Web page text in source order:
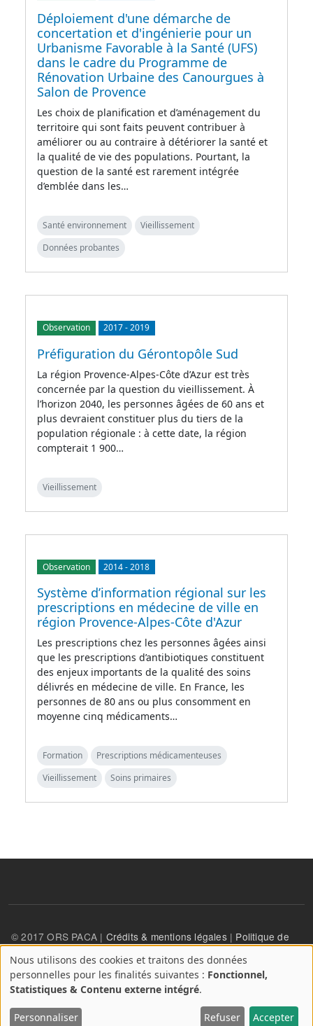
Déploiement d'une démarche de
concertation et d'ingénierie pour un
Urbanisme Favorable à la Santé (UFS)
dans le cadre du Programme de
Rénovation Urbaine des Canourgues à
Salon de Provence
Les choix de planification et d’aménagement du
territoire qui sont faits peuvent contribuer à
améliorer ou au contraire à détériorer la santé et
la qualité de vie des populations. Pourtant, la
question de la santé est rarement intégrée
d’emblée dans les…
Santé environnement
Vieillissement
Données probantes
Observation 2017-2019
Préfiguration du Gérontopôle Sud
La région Provence-Alpes-Côte d’Azur est très
concernée par la question du vieillissement. À
l’horizon 2040, les personnes âgées de 60 ans et
plus devraient constituer plus du tiers de la
population régionale : à cette date, la région
compterait 1 900…
Vieillissement
Observation 2014-2018
Système d’information régional sur les
prescriptions en médecine de ville en
région Provence-Alpes-Côte d'Azur
Les prescriptions chez les personnes âgées ainsi
que les prescriptions d’antibiotiques constituent
des enjeux importants de la qualité des soins
délivrés en médecine de ville. En France, les
personnes de 80 ans ou plus consomment en
moyenne cinq médicaments…
Formation
Prescriptions médicamenteuses
Vieillissement
Soins primaires
© 2017 ORS PACA | Crédits & mentions légales| Politique de
confidentialité
User account menu
Se connecter
A
propos
cookies
Nous utilisons des cookies et traitons des données
personnelles pour les finalités suivantes : Fonctionnel,
Statistiques & Contenu externe intégré.
Personnaliser Refuser Accepter